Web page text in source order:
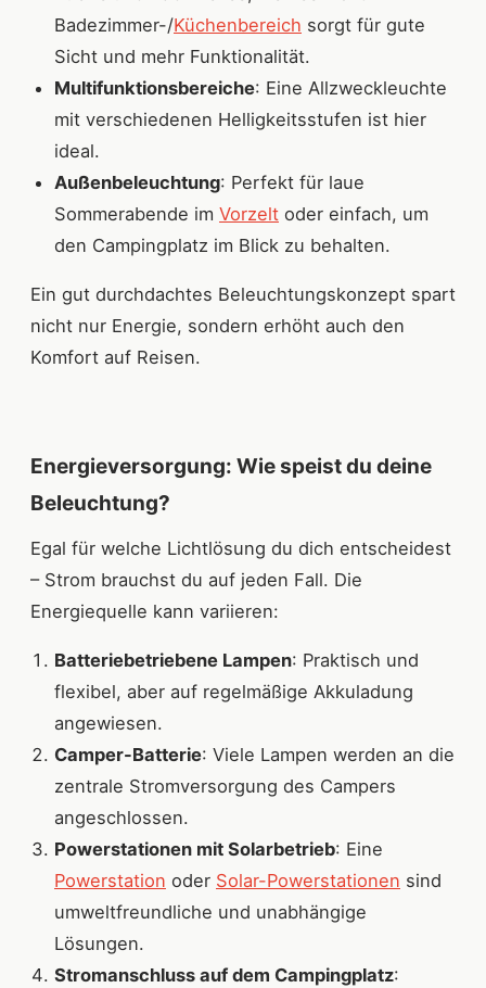
Badezimmer-/Küchenbereich sorgt für gute
Sicht und mehr Funktionalität.
Multifunktionsbereiche: Eine Allzweckleuchte
mit verschiedenen Helligkeitsstufen ist hier
ideal.
Außenbeleuchtung: Perfekt für laue
Sommerabende im Vorzelt oder einfach, um
den Campingplatz im Blick zu behalten.
Ein gut durchdachtes Beleuchtungskonzept spart
nicht nur Energie, sondern erhöht auch den
Komfort auf Reisen.
Energieversorgung: Wie speist du deine
Beleuchtung?
Egal für welche Lichtlösung du dich entscheidest
– Strom brauchst du auf jeden Fall. Die
Energiequelle kann variieren:
Batteriebetriebene Lampen: Praktisch und
flexibel, aber auf regelmäßige Akkuladung
angewiesen.
Camper-Batterie: Viele Lampen werden an die
zentrale Stromversorgung des Campers
angeschlossen.
Powerstationen mit Solarbetrieb: Eine
Powerstation oder Solar-Powerstationen sind
umweltfreundliche und unabhängige
Lösungen.
Stromanschluss auf dem Campingplatz: